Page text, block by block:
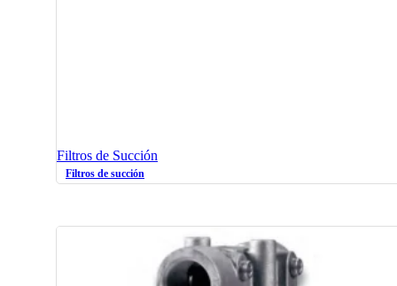
Filtros de Succión
Filtros de succión